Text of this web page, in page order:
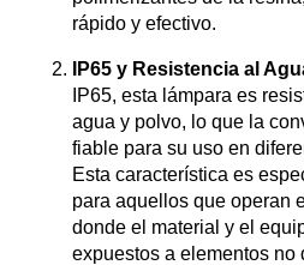
rápido y efectivo.
IP65 y Resistencia al
IP65, esta lámpara es
agua y polvo, lo que la
fiable para su uso en
Esta característica es
para aquellos que operan
donde el material y el
expuestos a elementos no